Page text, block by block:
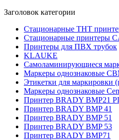
Заголовок категории
Стационарные THT
Стационарные принтеры
Принтеры для ПВХ трубок
KLAUKE
Самоламинирующиеся
Маркеры однознаковые
Этикетки для маркировки
Маркеры однознаковые
Принтер BRADY BMP21
Принтер BRADY BMP 41
Принтер BRADY BMP 51
Принтер BRADY BMP 53
Принтер BRADY BMP71